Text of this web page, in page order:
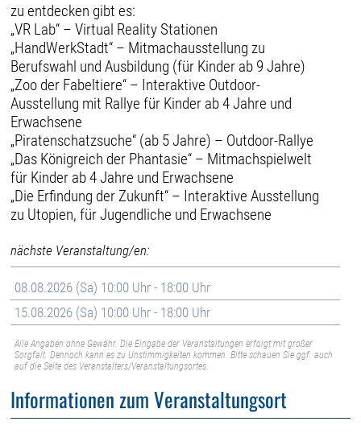
zu entdecken gibt es:
„VR Lab“ – Virtual Reality Stationen
„HandWerkStadt“ – Mitmachausstellung zu
Berufswahl und Ausbildung (für Kinder ab 9 Jahre)
„Zoo der Fabeltiere“ – Interaktive Outdoor-
Ausstellung mit Rallye für Kinder ab 4 Jahre und
Erwachsene
„Piratenschatzsuche“ (ab 5 Jahre) – Outdoor-Rallye
„Das Königreich der Phantasie“ – Mitmachspielwelt
für Kinder ab 4 Jahre und Erwachsene
„Die Erfindung der Zukunft“ – Interaktive Ausstellung
zu Utopien, für Jugendliche und Erwachsene
nächste Veranstaltung/en:
08.08.2026 (Sa) 10:00 Uhr - 18:00 Uhr
15.08.2026 (Sa) 10:00 Uhr - 18:00 Uhr
Alle Angaben ohne Gewähr. Die Eingabe der Veranstaltungen erfolgt mit großer
Sorgfalt. Dennoch kann es zu Unstimmigkeiten kommen. Bitte schauen Sie ggf. auch
auf die Seite des Veranstalters/Veranstaltungsortes.
Informationen zum Veranstaltungsort